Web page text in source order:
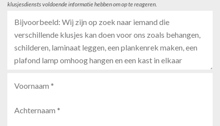
klusjesdiensts voldoende informatie hebben om op te reageren.